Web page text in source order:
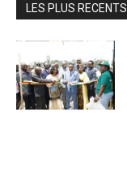
LES PLUS RECENTS